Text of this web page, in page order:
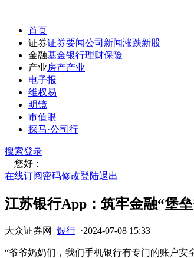
首页
证券证券要闻公司新闻涨跌新股
金融基金银行理财保险
产业房产产业
电子报
维权易
明镜
市值眼
探马·公司行
搜索登录
您好：
在线订阅密码修改登陆退出
江苏银行App：筑牢金融“堡
大众证券网 银行 ·2024-07-08 15:33
“爷爷奶奶们，我们手机银行有专门的账户